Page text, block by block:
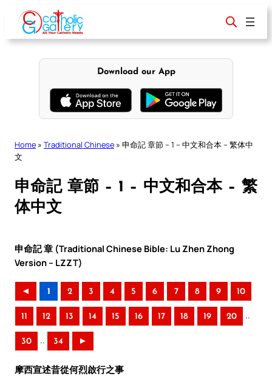
content
Download our App
Home » Traditional Chinese » 申命記 章節 – 1 – 中文和合本 – 繁体中
文
申命記 章節 – 1 – 中文和合本 – 繁
体中文
申命記 章 (Traditional Chinese Bible: Lu Zhen Zhong
Version – LZZT)
◄ 1 2 3 4 5 6 7 8 9 10
11 12 13 14 15 16 17 18 19 20 ..
30 .. 34 ►
摩西宣述昔從何烈啟行之事